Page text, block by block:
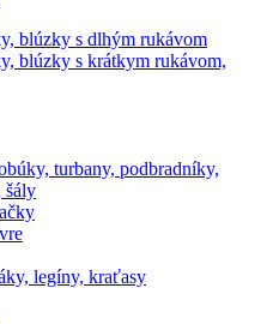
blúzky s dlhým rukávom
blúzky s krátkym rukávom,
turbany, podbradníky,
šály
legíny, kraťasy